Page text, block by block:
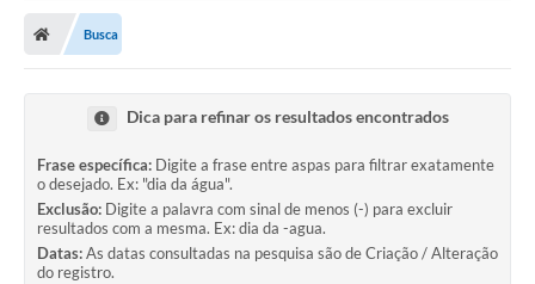
Busca
Dica para refinar os resultados encontrados
Frase específica: Digite a frase entre aspas para filtrar exatamente
o desejado. Ex: "dia da água".
Exclusão: Digite a palavra com sinal de menos (-) para excluir
resultados com a mesma. Ex: dia da -agua.
Datas:As datas consultadas na pesquisa são de Criação / Alteração
do registro.